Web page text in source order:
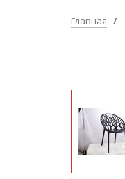
Главная